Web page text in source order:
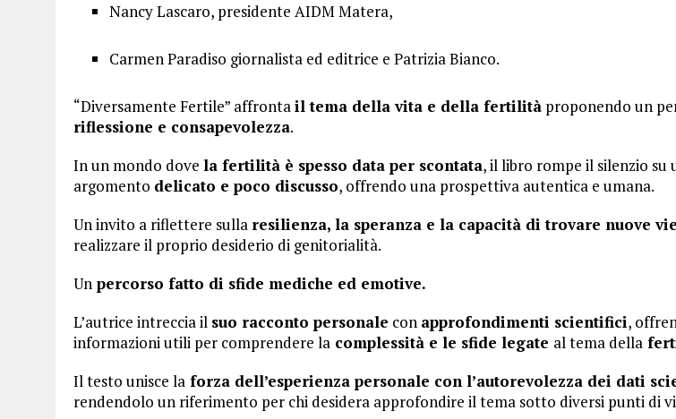
Nancy Lascaro, presidente AIDM Matera,
Carmen Paradiso giornalista ed editrice e Patrizia Bianco.
“Diversamente Fertile” affrontail tema della vita e della fertilità proponendo un
riflessione e consapevolezza.
In un mondo dove la fertilità è spesso data per scontata, il libro rompe il silenzio su
argomento delicato e poco discusso, offrendo una prospettiva autentica e umana.
Un invito a riflettere sulla resilienza, la speranza e la capacità di trovare nuove vie
realizzare il proprio desiderio di genitorialità.
Un percorso fatto di sfide mediche ed emotive.
L’autrice intreccia il suo racconto personale con approfondimenti scientifici,
informazioni utili per comprendere la complessità e le sfide legate al tema della
Il testo unisce la forza dell’esperienza personale con l’autorevolezza dei dati
rendendolo un riferimento per chi desidera approfondire il tema sotto diversi punti di